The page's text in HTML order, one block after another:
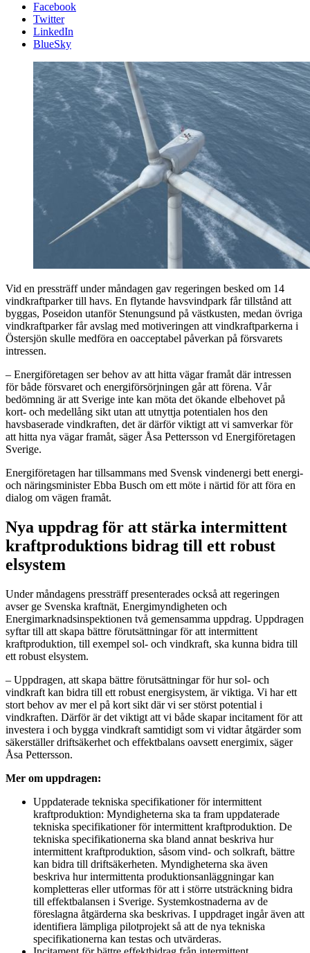
Facebook
Twitter
LinkedIn
BlueSky
Vid en pressträff under måndagen gav regeringen besked om 14
vindkraftparker till havs. En flytande havsvindpark får tillstånd att
byggas, Poseidon utanför Stenungsund på västkusten, medan övriga
vindkraftparker får avslag med motiveringen att vindkraftparkerna i
Östersjön skulle medföra en oacceptabel påverkan på försvarets
intressen.
– Energiföretagen ser behov av att hitta vägar framåt där intressen
för både försvaret och energiförsörjningen går att förena. Vår
bedömning är att Sverige inte kan möta det ökande elbehovet på
kort- och medellång sikt utan att utnyttja potentialen hos den
havsbaserade vindkraften, det är därför viktigt att vi samverkar för
att hitta nya vägar framåt, säger Åsa Pettersson vd Energiföretagen
Sverige.
Energiföretagen har tillsammans med Svensk vindenergi bett energi-
och näringsminister Ebba Busch om ett möte i närtid för att föra en
dialog om vägen framåt.
Nya uppdrag för att stärka intermittent
kraftproduktions bidrag till ett robust
elsystem
Under måndagens pressträff presenterades också att regeringen
avser ge Svenska kraftnät, Energimyndigheten och
Energimarknadsinspektionen två gemensamma uppdrag. Uppdragen
syftar till att skapa bättre förutsättningar för att intermittent
kraftproduktion, till exempel sol- och vindkraft, ska kunna bidra till
ett robust elsystem.
– Uppdragen, att skapa bättre förutsättningar för hur sol- och
vindkraft kan bidra till ett robust energisystem, är viktiga. Vi har ett
stort behov av mer el på kort sikt där vi ser störst potential i
vindkraften. Därför är det viktigt att vi både skapar incitament för att
investera i och bygga vindkraft samtidigt som vi vidtar åtgärder som
säkerställer driftsäkerhet och effektbalans oavsett energimix, säger
Åsa Pettersson.
Mer om uppdragen:
Uppdaterade tekniska specifikationer för intermittent
kraftproduktion: Myndigheterna ska ta fram uppdaterade
tekniska specifikationer för intermittent kraftproduktion. De
tekniska specifikationerna ska bland annat beskriva hur
intermittent kraftproduktion, såsom vind- och solkraft, bättre
kan bidra till driftsäkerheten. Myndigheterna ska även
beskriva hur intermittenta produktionsanläggningar kan
kompletteras eller utformas för att i större utsträckning bidra
till effektbalansen i Sverige. Systemkostnaderna av de
föreslagna åtgärderna ska beskrivas. I uppdraget ingår även att
identifiera lämpliga pilotprojekt så att de nya tekniska
specifikationerna kan testas och utvärderas.